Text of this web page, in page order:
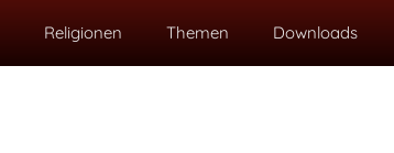
Religionen Themen Downloads